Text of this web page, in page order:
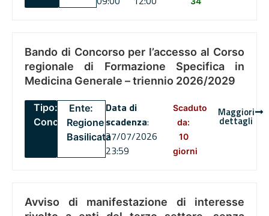
Bando di Concorso per l’accesso al Corso
regionale di Formazione Specifica in
Medicina Generale – triennio 2026/2029
Tipo:
Concorsi
Ente:
Regione
Basilicata
Data di
scadenza:
27/07/2026
23:59
Scaduto
da:
10
giorni
Maggiori
dettagli
Avviso di manifestazione di interesse